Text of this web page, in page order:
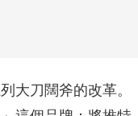
大刀闊斧的改革。